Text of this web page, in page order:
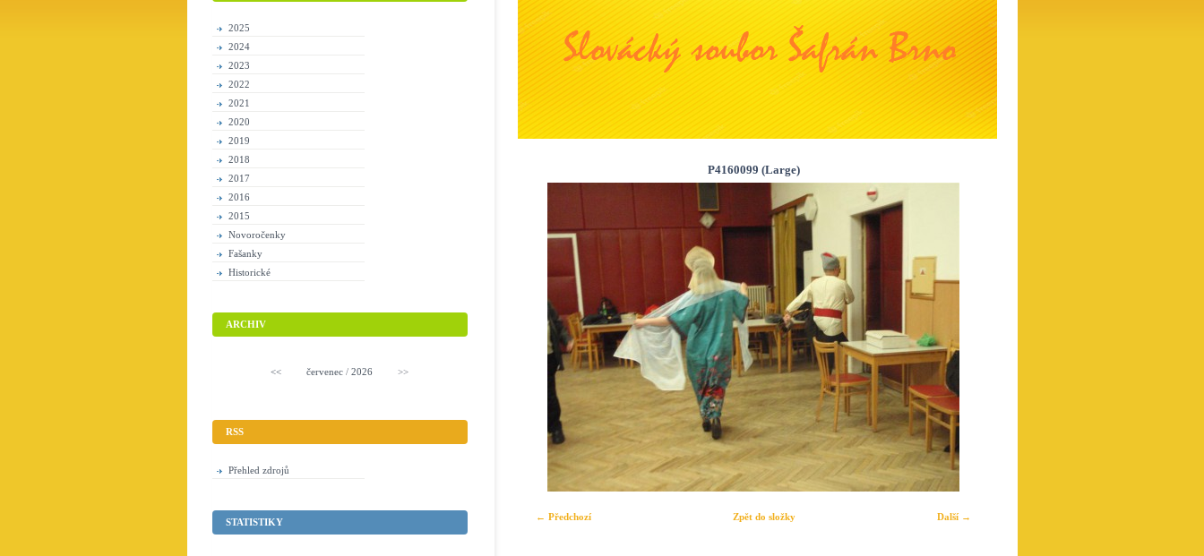
P4160099 (Large)
← Předchozí Další →
Zpět do složky
2025
2024
2023
2022
2021
2020
2019
2018
2017
2016
2015
Novoročenky
Fašanky
Historické
ARCHIV
<< červenec/ 2026 >>
RSS
Přehled zdrojů
STATISTIKY